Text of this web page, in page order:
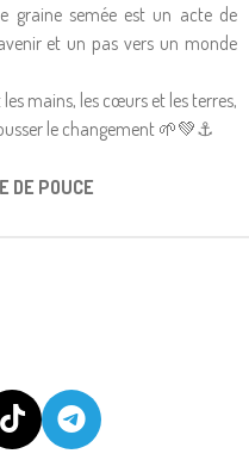
graine semée est un acte de
et un pas vers un monde
mains, les cœurs et les terres,
le changement 🌱💚⚓
DE POUCE
T
T